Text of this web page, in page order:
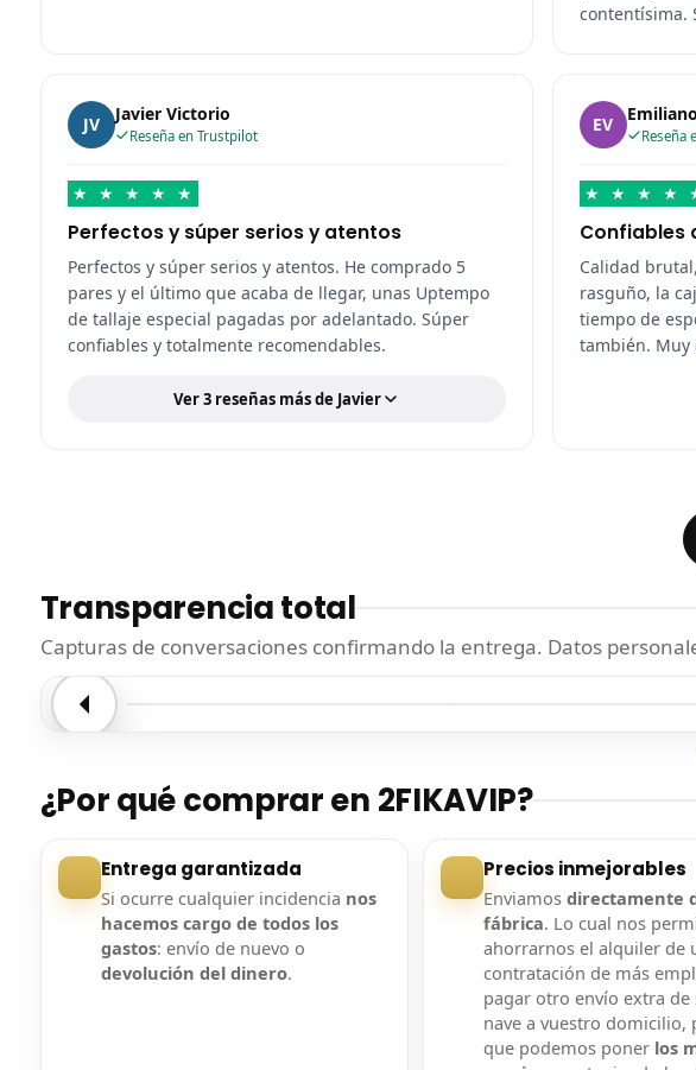
contentísima.
JV Javier Victorio
Reseña en Trustpilot
★ ★ ★ ★ ★
Perfectos y súper serios y atentos
Perfectos y súper serios y atentos. He comprado 5
pares y el último que acaba de llegar, unas Uptempo
de tallaje especial pagadas por adelantado. Súper
confiables y totalmente recomendables.
Ver 3 reseñas más de Javier
EV Reseña
★ ★ ★ ★
Confiables
Calidad
rasguño, la
tiempo de
también. Muy
Transparencia total
Capturas de conversaciones confirmando la entrega. Datos
¿Por qué comprar en 2FIKAVIP?
Entrega garantizada
Si ocurre cualquier incidencia nos
hacemos cargo de todos los
gastos: envío de nuevo o
devolución del dinero.
Precios inmejorables
Enviamos directamente
fábrica. Lo cual nos
ahorrarnos el alquiler de
contratación de más
pagar otro envío extra de
nave a vuestro domicilio,
que podemos poner los